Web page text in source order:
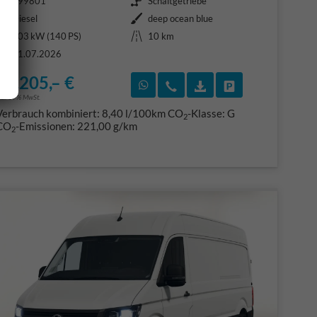
Diesel Außenfarbe deep ocean blue
103 kW (140 PS) Kilometerstand
10 km
31.07.2026
39.205,– €
incl. 19% MwSt.
Rückruf vereinbaren
Wir rufen Sie an
Fahrzeugexposé
kombiniert: 8,40 l/100kmCO2-Klasse: G
2-Emissionen: 221,00 g/km